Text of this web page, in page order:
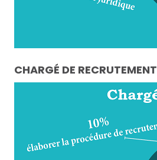
CHARGÉ DE RECRUTEMENT